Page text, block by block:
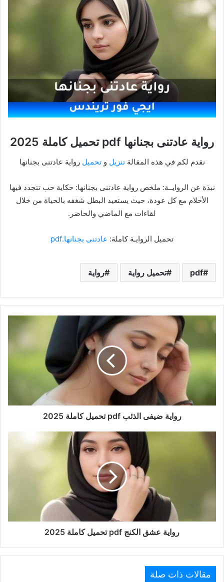
رواية عادتنى بجنانها pdf تحميل كاملة 2025
نقدم لكم في هذه المقالةتنزيل وتحميل رواية عادتنى بجنانها
نبذة عن الروايــة: ملخص رواية عادتنى بجنانها: حكاية حب تتجدد فيها
الأحلام مع كل عودة، حيث يستعيد البطل شغفه بالحياة من خلال
لقاءات مع الماضي والحاضر.
تحميل الروايـة كاملة: عادتنى بجنانها.pdf
pdf تحميل رواية رواية
رواية ضيفى الذئب pdf تحميل كاملة 2025
رواية عشق الكنج pdf تحميل كاملة 2025
مقالات ذات صلة